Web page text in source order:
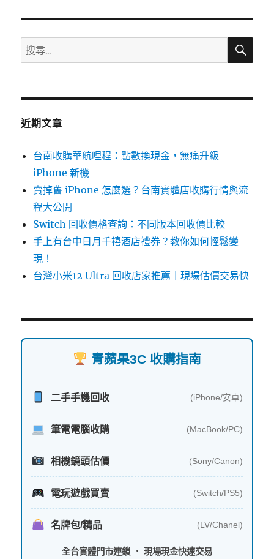
o
o
k
搜
尋
鍵
搜
近期文章
台南收購華航哩程：點數換現金，無痛升級
iPhone 新機
賣掉舊 iPhone 怎麼選？台南實體店收購行情與流
程大公開
Switch 回收價格查詢：不同版本回收價比較
手上有台中日月千禧酒店禮券？教你如何輕鬆變
現！
台灣小米12 Ultra 回收店家推薦｜現場估價交易快
青蘋果3C 收購指南
二手手機回收 (iPhone/安卓)
筆電電腦收購 (MacBook/PC)
相機鏡頭估價 (Sony/Canon)
電玩遊戲買賣 (Switch/PS5)
名牌包/精品 (LV/Chanel)
全台實體門市連鎖 ． 現場現金快速交易